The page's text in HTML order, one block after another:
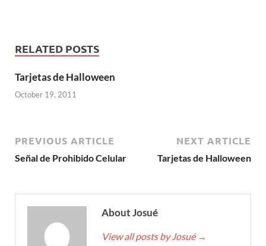
RELATED POSTS
Tarjetas de Halloween
October 19, 2011
PREVIOUS ARTICLE
Señal de Prohibido Celular
NEXT ARTICLE
Tarjetas de Halloween
About Josué
View all posts by Josué →